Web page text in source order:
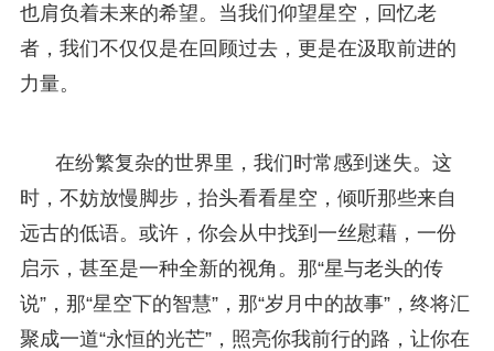
也肩负着未来的希望。当我们仰望星空，回忆老
者，我们不仅仅是在回顾过去，更是在汲取前进的
力量。
在纷繁复杂的世界里，我们时常感到迷失。这
时，不妨放慢脚步，抬头看看星空，倾听那些来自
远古的低语。或许，你会从中找到一丝慰藉，一份
启示，甚至是一种全新的视角。那“星与老头的传
说”，那“星空下的智慧”，那“岁月中的故事”，终将汇
聚成一道“永恒的光芒”，照亮你我前行的路，让你在